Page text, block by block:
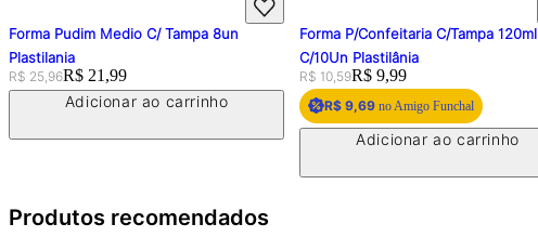
Forma Pudim Medio C/ Tampa 8un
Plastilania
Original price:
R$ 25,96Price:
R$ 21,99
Adicionar ao carrinho
Forma P/Confeitaria C/Tampa 120ml
C/10Un Plastilânia
Original price:
R$ 10,59Price:
R$ 9,99
R$ 9,69 no Amigo Funchal
Adicionar ao carrinho
Produtos recomendados